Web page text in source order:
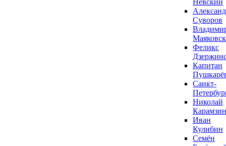
Невский
Суворов
Феликс
Капитан
Санкт-
Николай
Карамзин
Иван
Кулибин
Семён